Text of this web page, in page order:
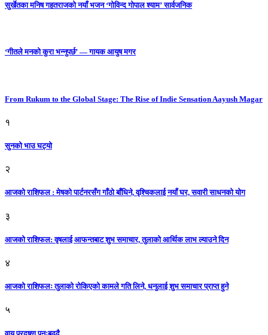
सुर्खेतका मनिष गहतराजको नयाँ भजन ‘गोविन्द गोपाल श्याम’ सार्वजनिक
‘गीतले मनको कुरा भन्नुपर्छ’ — गायक आयुष मगर
From Rukum to the Global Stage: The Rise of Indie Sensation Aayush Magar
१
सुनको भाउ घट्याे
२
आजको राशिफल : मेषको पार्टनरसँग गाँठो बाँधिने, वृश्चिकलाई नयाँ घर, सवारी साधनकाे याेग
३
आजकाे राशिफल: वृषलाई आफन्तबाट शुभ समाचार, तुलाकाे आर्थिक लाभ ल्याउने दिन
४
आजको राशिफलः तुलाकाे रोकिएको कामले गति लिने, धनुलाई शुभ समाचार प्राप्त हुने
५
वायु प्रदूषण पुनःबढ्दै